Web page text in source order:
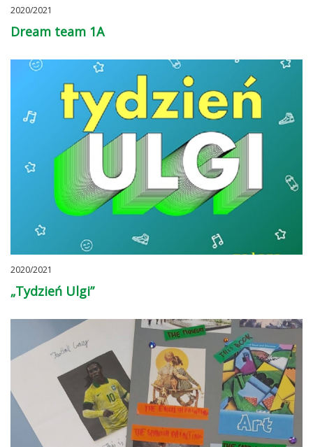
2020/2021
Dream team 1A
2020/2021
„Tydzień Ulgi”